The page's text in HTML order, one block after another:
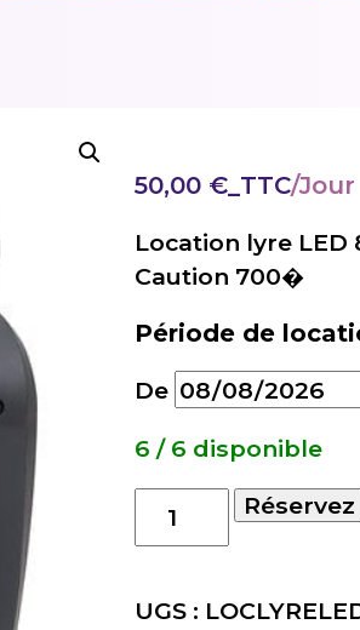
50,00 €_TTC
Location lyre LED
Caution 700�
Période de
De
6 / 6 disponible
quantité
de
lyre
Réservez
UGS :